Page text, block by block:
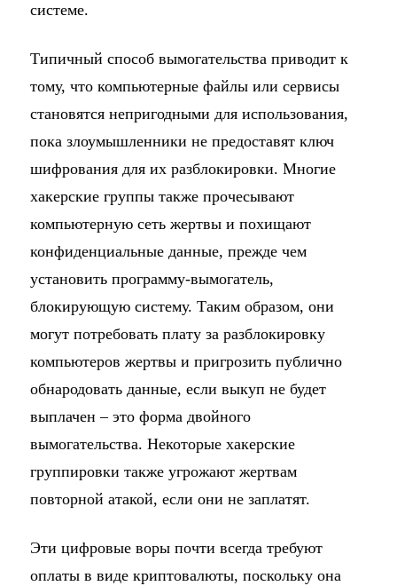
системе.
Типичный способ вымогательства приводит к
тому, что компьютерные файлы или сервисы
становятся непригодными для использования,
пока злоумышленники не предоставят ключ
шифрования для их разблокировки. Многие
хакерские группы также прочесывают
компьютерную сеть жертвы и похищают
конфиденциальные данные, прежде чем
установить программу-вымогатель,
блокирующую систему. Таким образом, они
могут потребовать плату за разблокировку
компьютеров жертвы и пригрозить публично
обнародовать данные, если выкуп не будет
выплачен – это форма двойного
вымогательства. Некоторые хакерские
группировки также угрожают жертвам
повторной атакой, если они не заплатят.
Эти цифровые воры почти всегда требуют
оплаты в виде криптовалюты, поскольку она